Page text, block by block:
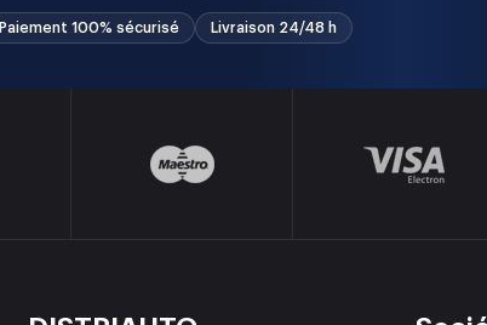
Paiement 100% sécurisé Livraison 24/48 h